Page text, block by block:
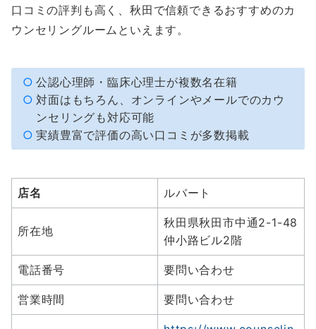
口コミの評判も高く、秋田で信頼できるおすすめのカ
ウンセリングルームといえます。
公認心理師・臨床心理士が複数名在籍
対面はもちろん、オンラインやメールでのカウ
ンセリングも対応可能
実績豊富で評価の高い口コミが多数掲載
店名 ルバート
所在地
秋田県秋田市中通2-1-48
仲小路ビル2階
電話番号 要問い合わせ
営業時間 要問い合わせ